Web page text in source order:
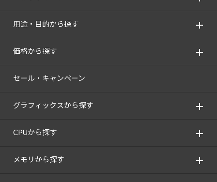
用途・目的から探す
価格から探す
セール・キャンペーン
グラフィックスから探す
CPUから探す
メモリから探す